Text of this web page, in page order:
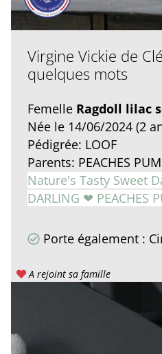
Virgine Vickie de
quelques mots
Femelle Ragdoll lilac
Née le 14/06/2024 (2
Pédigrée: LOOF
Parents: PEACHES
Nature's Tasty Sweet
DARLING ❤ PEACHES
Porte également :
A rejoint sa famille